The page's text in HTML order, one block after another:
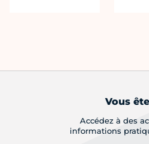
Vous
Accédez à des
informations